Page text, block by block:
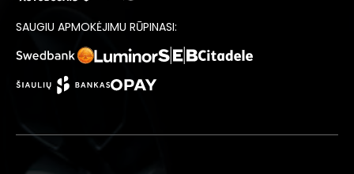
SAUGIU APMOKĖJIMU RŪPINASI: